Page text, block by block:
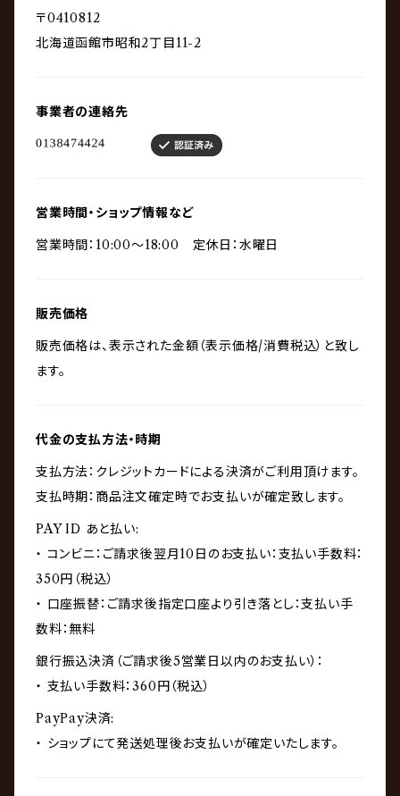
〒0410812
北海道函館市昭和2丁目11-2
事業者の連絡先
営業時間・ショップ情報など
営業時間：10:00〜18:00 定休日：水曜日
販売価格
販売価格は、表示された金額（表示価格/消費税込）と致し
ます。
代金の支払方法・時期
支払方法：クレジットカードによる決済がご利用頂けます。
支払時期：商品注文確定時でお支払いが確定致します。
PAY ID あと払い:
・ コンビニ：ご請求後翌月10日のお支払い：支払い手数料：
350円（税込）
・ 口座振替：ご請求後指定口座より引き落とし：支払い手
数料：無料
銀行振込決済（ご請求後5営業日以内のお支払い）：
・ 支払い手数料：360円（税込）
PayPay決済:
・ ショップにて発送処理後お支払いが確定いたします。